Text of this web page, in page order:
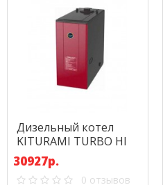
Дизельный котел
KITURAMI TURBO HI
FIN-17R (19,8 кВт)
30927р.
0 отзывов